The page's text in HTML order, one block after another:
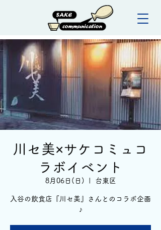
川セ美×サケコミュコ
ラボイベント
8月06日(日) 台東区
入谷の飲食店『川セ美』さんとのコラボ企画
♪